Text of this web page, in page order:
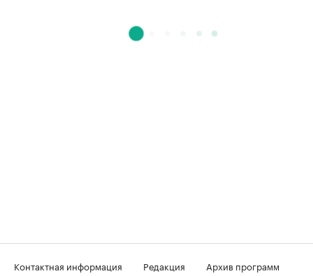
Контактная информация Редакция
Архив программ